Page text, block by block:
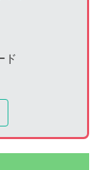
ド